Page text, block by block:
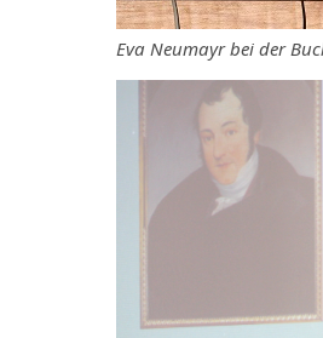
Eva Neumayr bei der